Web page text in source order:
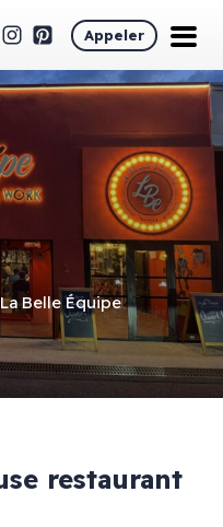
Appeler
Belle Équipe
restaurant